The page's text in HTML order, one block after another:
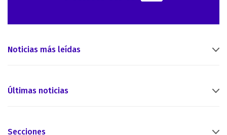
Noticias más leídas
Últimas noticias
Secciones